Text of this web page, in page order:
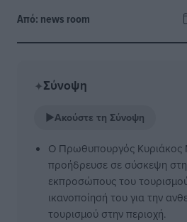
Από: news room
✦Σύνοψη
▶Ακούστε τη Σύνοψη
Ο Πρωθυπουργός Κυριάκος
προήδρευσε σε σύσκεψη
εκπροσώπους του
ικανοποίησή του για την
τουρισμού στην περιοχή.